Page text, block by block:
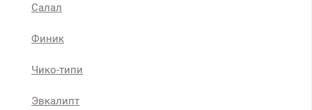
Салал
Финик
Чико-типи
Эвкалипт